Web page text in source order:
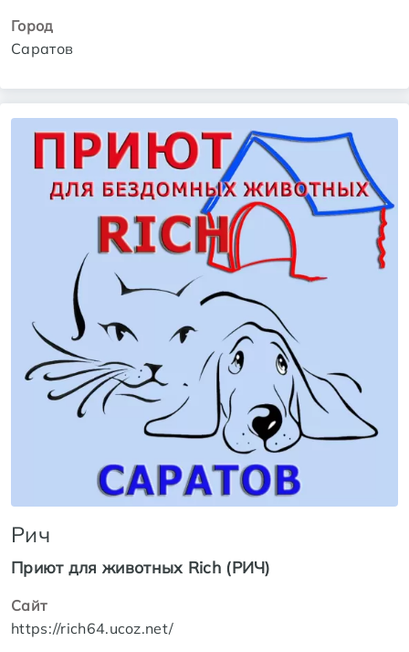
Город
Саратов
Рич
Приют для животных Rich (РИЧ)
Сайт
https://rich64.ucoz.net/